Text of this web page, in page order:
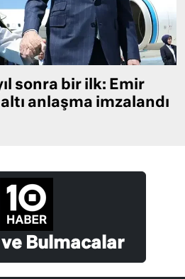
sonra bir ilk: Emir
anlaşma imzalandı
Bulmacalar